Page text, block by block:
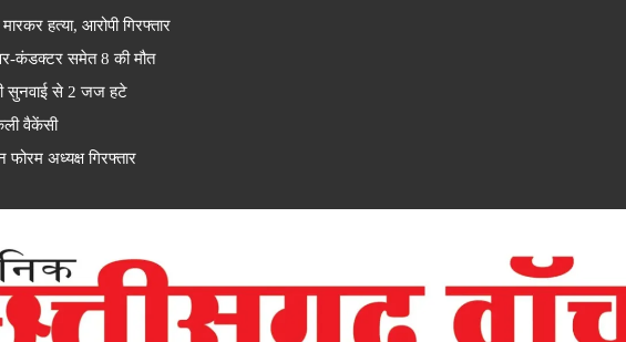
हत्या, आरोपी गिरफ्तार
कंडक्टर समेत 8 की मौत
सुनवाई से 2 जज हटे
वैकेंसी
अध्यक्ष गिरफ्तार